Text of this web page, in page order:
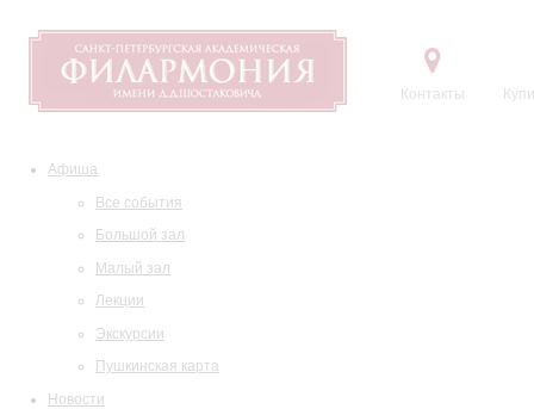
Контакты
Афиша
Все события
Большой зал
Малый зал
Лекции
Экскурсии
Пушкинская карта
Новости